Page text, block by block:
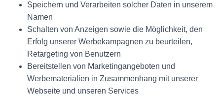
Speichern und Verarbeiten solcher Daten in unserem
Namen
Schalten von Anzeigen sowie die Möglichkeit, den
Erfolg unserer Werbekampagnen zu beurteilen,
Retargeting von Benutzern
Bereitstellen von Marketingangeboten und
Werbematerialien in Zusammenhang mit unserer
Webseite und unseren Services